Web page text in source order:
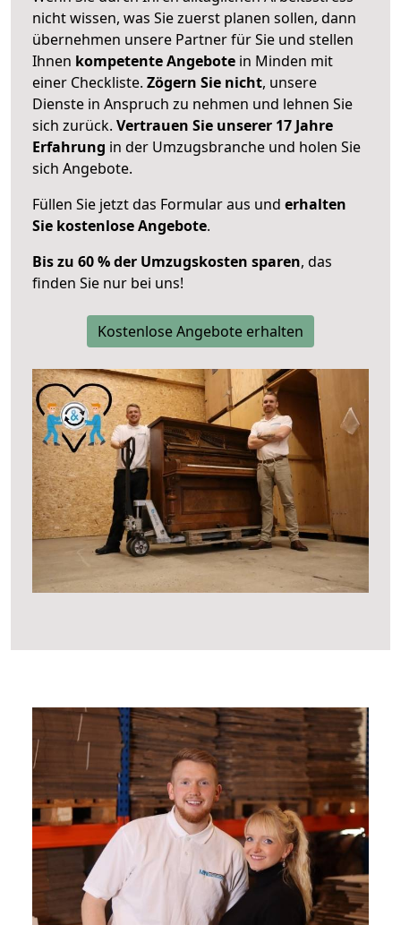
nicht wissen, was Sie zuerst planen sollen, dann
übernehmen unsere Partner für Sie und stellen
Ihnen kompetente Angebote in Minden mit
einer Checkliste. Zögern Sie nicht, unsere
Dienste in Anspruch zu nehmen und lehnen Sie
sich zurück. Vertrauen Sie unserer 17 Jahre
Erfahrung in der Umzugsbranche und holen Sie
sich Angebote.
Füllen Sie jetzt das Formular aus und erhalten
Sie kostenlose Angebote.
Bis zu 60 % der Umzugskosten sparen, das
finden Sie nur bei uns!
Kostenlose Angebote erhalten